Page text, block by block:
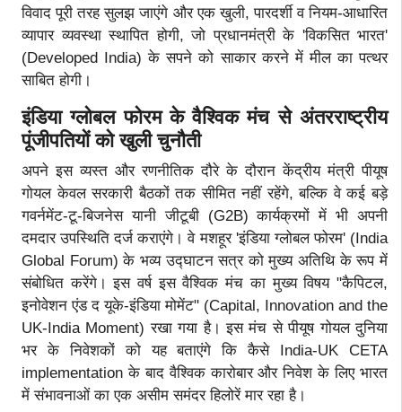
विवाद पूरी तरह सुलझ जाएंगे और एक खुली, पारदर्शी व नियम-आधारित
व्यापार व्यवस्था स्थापित होगी, जो प्रधानमंत्री के 'विकसित भारत'
(Developed India) के सपने को साकार करने में मील का पत्थर
साबित होगी।
इंडिया ग्लोबल फोरम के वैश्विक मंच से अंतरराष्ट्रीय
पूंजीपतियों को खुली चुनौती
अपने इस व्यस्त और रणनीतिक दौरे के दौरान केंद्रीय मंत्री पीयूष
गोयल केवल सरकारी बैठकों तक सीमित नहीं रहेंगे, बल्कि वे कई बड़े
गवर्नमेंट-टू-बिजनेस यानी जीटूबी (G2B) कार्यक्रमों में भी अपनी
दमदार उपस्थिति दर्ज कराएंगे। वे मशहूर 'इंडिया ग्लोबल फोरम' (India
Global Forum) के भव्य उद्घाटन सत्र को मुख्य अतिथि के रूप में
संबोधित करेंगे। इस वर्ष इस वैश्विक मंच का मुख्य विषय "कैपिटल,
इनोवेशन एंड द यूके-इंडिया मोमेंट" (Capital, Innovation and the
UK-India Moment) रखा गया है। इस मंच से पीयूष गोयल दुनिया
भर के निवेशकों को यह बताएंगे कि कैसे India-UK CETA
implementation के बाद वैश्विक कारोबार और निवेश के लिए भारत
में संभावनाओं का एक असीम समंदर हिलोरें मार रहा है।